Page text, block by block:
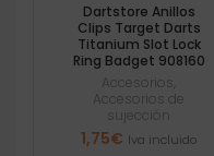
Dartstore Anillos
Clips Target Darts
Titanium Slot Lock
Ring Badget 908160
Accesorios
Accesorios de
sujección
1,75€ Iva incluido